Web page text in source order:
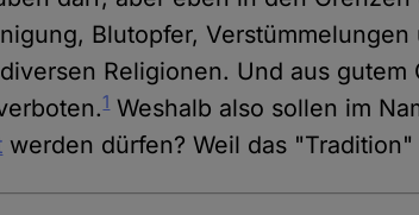
Blutopfer,
Religionen. Und aus gutem
1Weshalb also sollen im
werden dürfen? Weil das